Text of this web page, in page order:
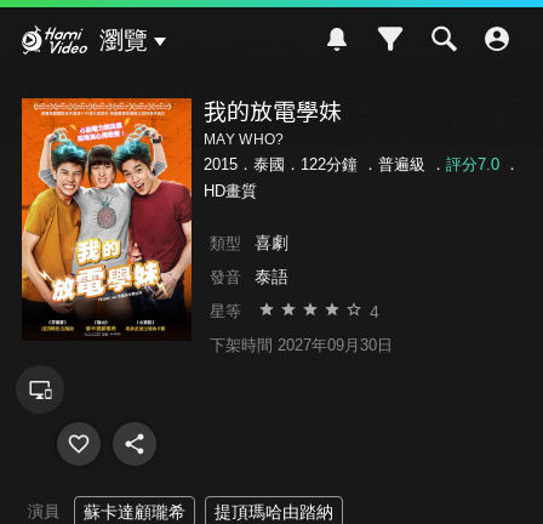
瀏覽
我的放電學妹
MAY WHO?
2015．泰國．122分鐘 ． 普遍級 ． 評分7.0．
HD畫質
類型 喜劇
發音 泰語
星等 4
下架時間 2027年09月30日
演員 蘇卡達顧瓏希
提頂瑪哈由踏納